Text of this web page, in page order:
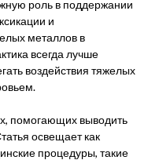
роль в поддержании
и
металлов в
всегда лучше
воздействия тяжелых
помогающих выводить
освещает как
процедуры, такие